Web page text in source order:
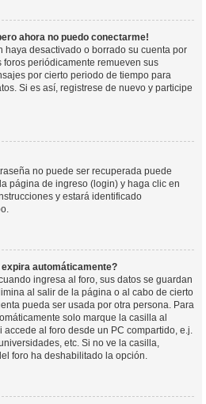
ahora no puedo conectarme!
haya desactivado o borrado su cuenta por
periódicamente remueven sus
por cierto periodo de tiempo para
Si es así, registrese de nuevo y participe
no puede ser recuperada puede
página de ingreso (login) y haga clic en
y estará identificado
automáticamente?
ingresa al foro, sus datos se guardan
al salir de la página o al cabo de cierto
pueda ser usada por otra persona. Para
solo marque la casilla al
al foro desde un PC compartido, e.j.
etc. Si no ve la casilla,
foro ha deshabilitado la opción.